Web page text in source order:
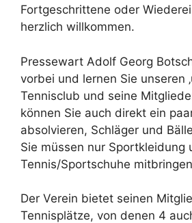
Fortgeschrittene oder
herzlich willkommen.
Pressewart Adolf Georg
vorbei und lernen Sie unseren
Tennisclub und seine
können Sie auch direkt ein
absolvieren, Schläger und
Sie müssen nur Sportkleidung
Tennis/Sportschuhe
Der Verein bietet seinen
Tennisplätze, von denen 4